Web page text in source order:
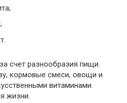
счет разнообразия пищи.
кормовые смеси, овощи и
витаминами.
жизни.